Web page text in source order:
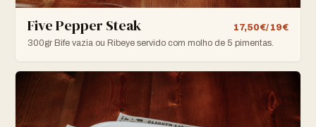
Five Pepper Steak
17,50€/ 19€
300gr Bife vazia ou Ribeye servido com molho de 5 pimentas.